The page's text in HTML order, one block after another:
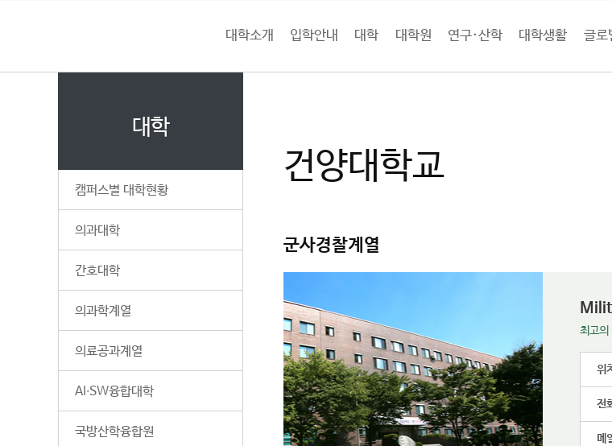
대학소개 입학안내 대학 대학원 연구·산학 대학생활 글로
대학
캠퍼스별 대학현황
의과대학
간호대학
의과학계열
의료공과계열
AI∙SW융합대학
국방산학융합원
로
건양대학교
군사경찰계열
최고의
위
전
메